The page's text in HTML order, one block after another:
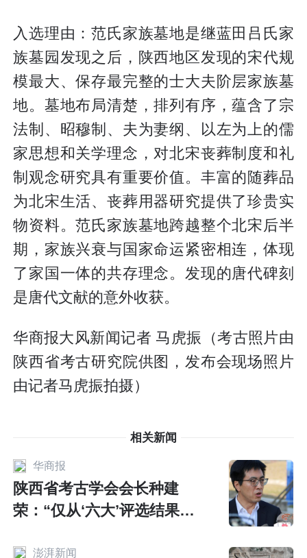
入选理由：范氏家族墓地是继蓝田吕氏家
族墓园发现之后，陕西地区发现的宋代规
模最大、保存最完整的士大夫阶层家族墓
地。墓地布局清楚，排列有序，蕴含了宗
法制、昭穆制、夫为妻纲、以左为上的儒
家思想和关学理念，对北宋丧葬制度和礼
制观念研究具有重要价值。丰富的随葬品
为北宋生活、丧葬用器研究提供了珍贵实
物资料。范氏家族墓地跨越整个北宋后半
期，家族兴衰与国家命运紧密相连，体现
了家国一体的共存理念。发现的唐代碑刻
是唐代文献的意外收获。
华商报大风新闻记者 马虎振（考古照片由
陕西省考古研究院供图，发布会现场照片
由记者马虎振拍摄）
相关新闻
华商报
陕西省考古学会会长种建
荣：“仅从‘六大’评选结果就
澎湃新闻